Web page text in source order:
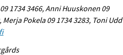
1734 3466, Anni Huuskonen 09
Merja Pokela 09 1734 3283, Toni Udd